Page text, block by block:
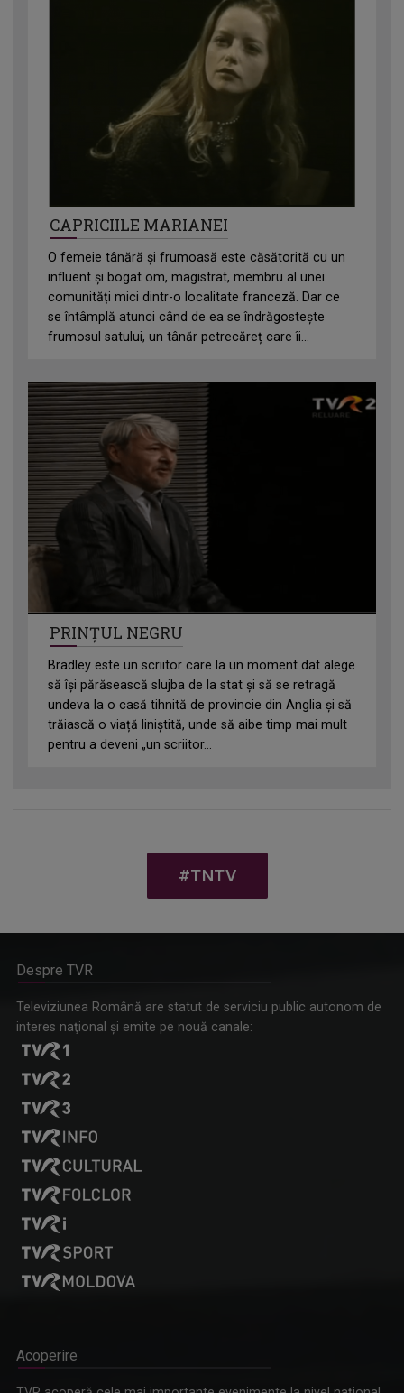
CAPRICIILE MARIANEI
O femeie tânără și frumoasă este căsătorită cu un
influent și bogat om, magistrat, membru al unei
comunități mici dintr-o localitate franceză. Dar ce
se întâmplă atunci când de ea se îndrăgostește
frumosul satului, un tânăr petrecăreț care îi...
PRINȚUL NEGRU
Bradley este un scriitor care la un moment dat alege
să își părăsească slujba de la stat și să se retragă
undeva la o casă tihnită de provincie din Anglia și să
trăiască o viață liniștită, unde să aibe timp mai mult
pentru a deveni „un scriitor...
#TNTV
Despre TVR
Televiziunea Română are statut de serviciu public autonom de
interes naţional şi emite pe nouă canale:
Acoperire